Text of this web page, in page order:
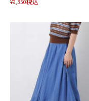
¥9,350